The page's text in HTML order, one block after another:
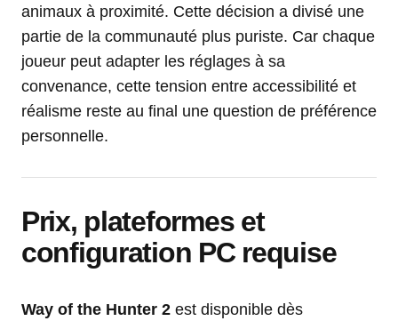
animaux à proximité. Cette décision a divisé une
partie de la communauté plus puriste. Car chaque
joueur peut adapter les réglages à sa
convenance, cette tension entre accessibilité et
réalisme reste au final une question de préférence
personnelle.
Prix, plateformes et
configuration PC requise
Way of the Hunter 2 est disponible dès